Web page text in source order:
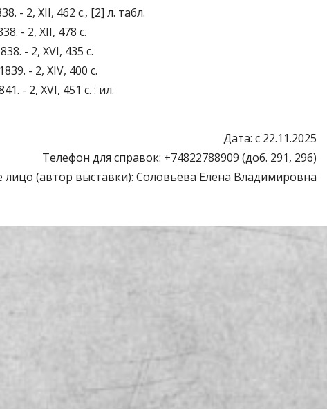
- 2, XII, 462 с., [2] л. табл.
- 2, XII, 478 с.
- 2, XVI, 435 с.
- 2, XIV, 400 с.
- 2, XVI, 451 с. : ил.
Дата: с 22.11.2025
Телефон для справок: +74822788909 (доб. 291, 296)
лицо (автор выставки): Соловьёва Елена Владимировна